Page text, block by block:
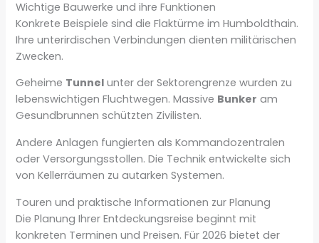
Wichtige Bauwerke und ihre Funktionen
Konkrete Beispiele sind die Flaktürme im Humboldthain.
Ihre unterirdischen Verbindungen dienten militärischen
Zwecken.
Geheime Tunnel unter der Sektorengrenze wurden zu
lebenswichtigen Fluchtwegen. Massive Bunker am
Gesundbrunnen schützten Zivilisten.
Andere Anlagen fungierten als Kommandozentralen
oder Versorgungsstollen. Die Technik entwickelte sich
von Kellerräumen zu autarken Systemen.
Touren und praktische Informationen zur Planung
Die Planung Ihrer Entdeckungsreise beginnt mit
konkreten Terminen und Preisen. Für 2026 bietet der